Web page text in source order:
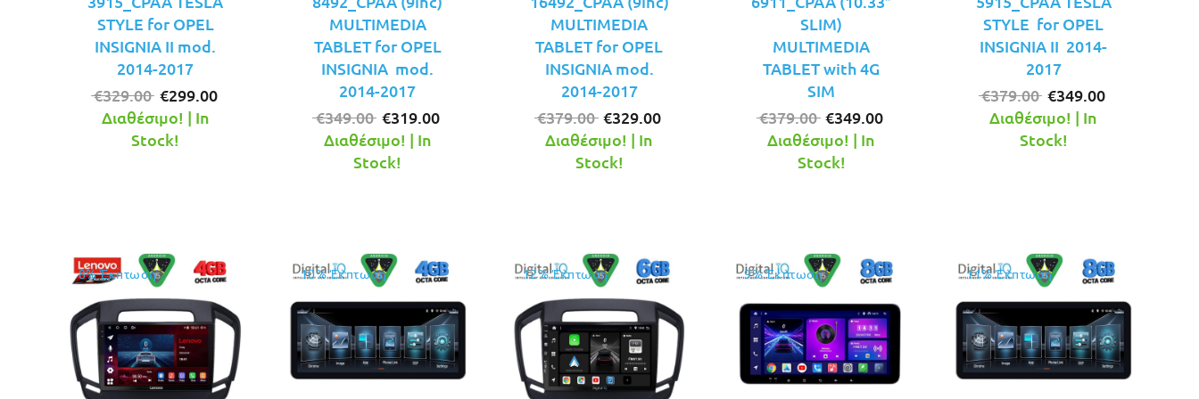
STYLE for OPEL
INSIGNIA II mod.
2014-2017
€329.00 Original
price
was:
€299.00
Διαθέσιμο! | In
Stock!
MULTIMEDIA
TABLET for OPEL
INSIGNIA mod.
2014-2017
€349.00 Original
price
was:
€319.00
Διαθέσιμο! | In
Stock!
MULTIMEDIA
TABLET for OPEL
INSIGNIA mod.
2014-2017
€379.00 Original
price
was:
€329.00
Διαθέσιμο! | In
Stock!
SLIM)
MULTIMEDIA
TABLET with 4G
SIM
€379.00 Original
price
was:
€349.00
Διαθέσιμο! | In
Stock!
STYLE for OPEL
INSIGNIA II 2014-
2017
€379.00 Original
price
was:
€349.00
Διαθέσιμο! | In
Stock!
8% Έκπτωση 10% Έκπτωση 12% Έκπτωση 9% Έκπτωση 11% Έκπτωση